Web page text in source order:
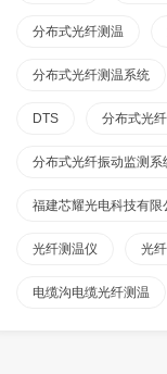
分布式光纤测温
分布式光纤测温系统
DTS 分布式光
分布式光纤振动监测系
福建芯耀光电科技有限
光纤测温仪 光纤
电缆沟电缆光纤测温